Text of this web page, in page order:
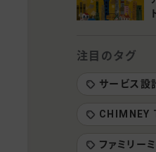
注目のタグ
サービス設
CHIMNEY
ファミリー